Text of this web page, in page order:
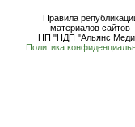
Правила
материалов сайтов
НП "НДП "Альянс
Политика